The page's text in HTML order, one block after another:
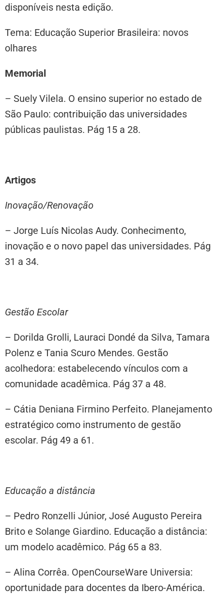
disponíveis nesta edição.
Tema: Educação Superior Brasileira: novos
olhares
Memorial
– Suely Vilela. O ensino superior no estado de
São Paulo: contribuição das universidades
públicas paulistas. Pág 15 a 28.
Artigos
Inovação/Renovação
– Jorge Luís Nicolas Audy. Conhecimento,
inovação e o novo papel das universidades. Pág
31 a 34.
Gestão Escolar
– Dorilda Grolli, Lauraci Dondé da Silva, Tamara
Polenz e Tania Scuro Mendes. Gestão
acolhedora: estabelecendo vínculos com a
comunidade acadêmica. Pág 37 a 48.
– Cátia Deniana Firmino Perfeito. Planejamento
estratégico como instrumento de gestão
escolar. Pág 49 a 61.
Educação a distância
– Pedro Ronzelli Júnior, José Augusto Pereira
Brito e Solange Giardino. Educação a distância:
um modelo acadêmico. Pág 65 a 83.
– Alina Corrêa. OpenCourseWare Universia:
oportunidade para docentes da Ibero-América.